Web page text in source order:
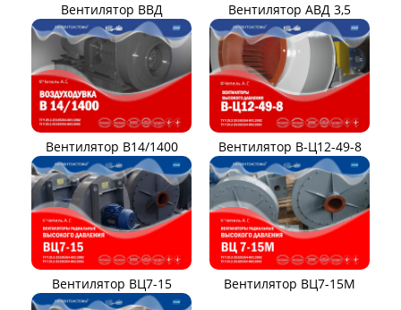
Вентилятор ВВД Вентилятор АВД 3,5
Вентилятор В14/1400 Вентилятор В-Ц12-49-8
Вентилятор ВЦ7-15 Вентилятор ВЦ7-15М